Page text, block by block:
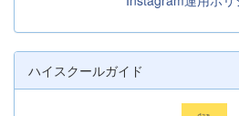
ハイスクールガイド